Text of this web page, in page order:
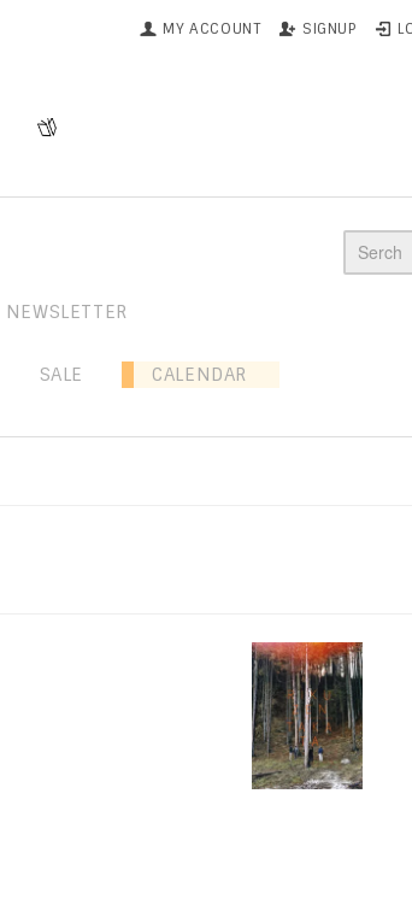
MY ACCOUNT SIGNUP
NEWSLETTER
SALE CALENDAR